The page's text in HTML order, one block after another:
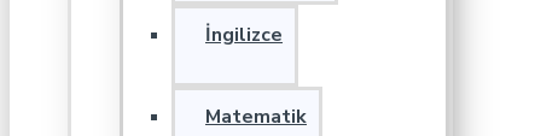
İngilizce
Matematik